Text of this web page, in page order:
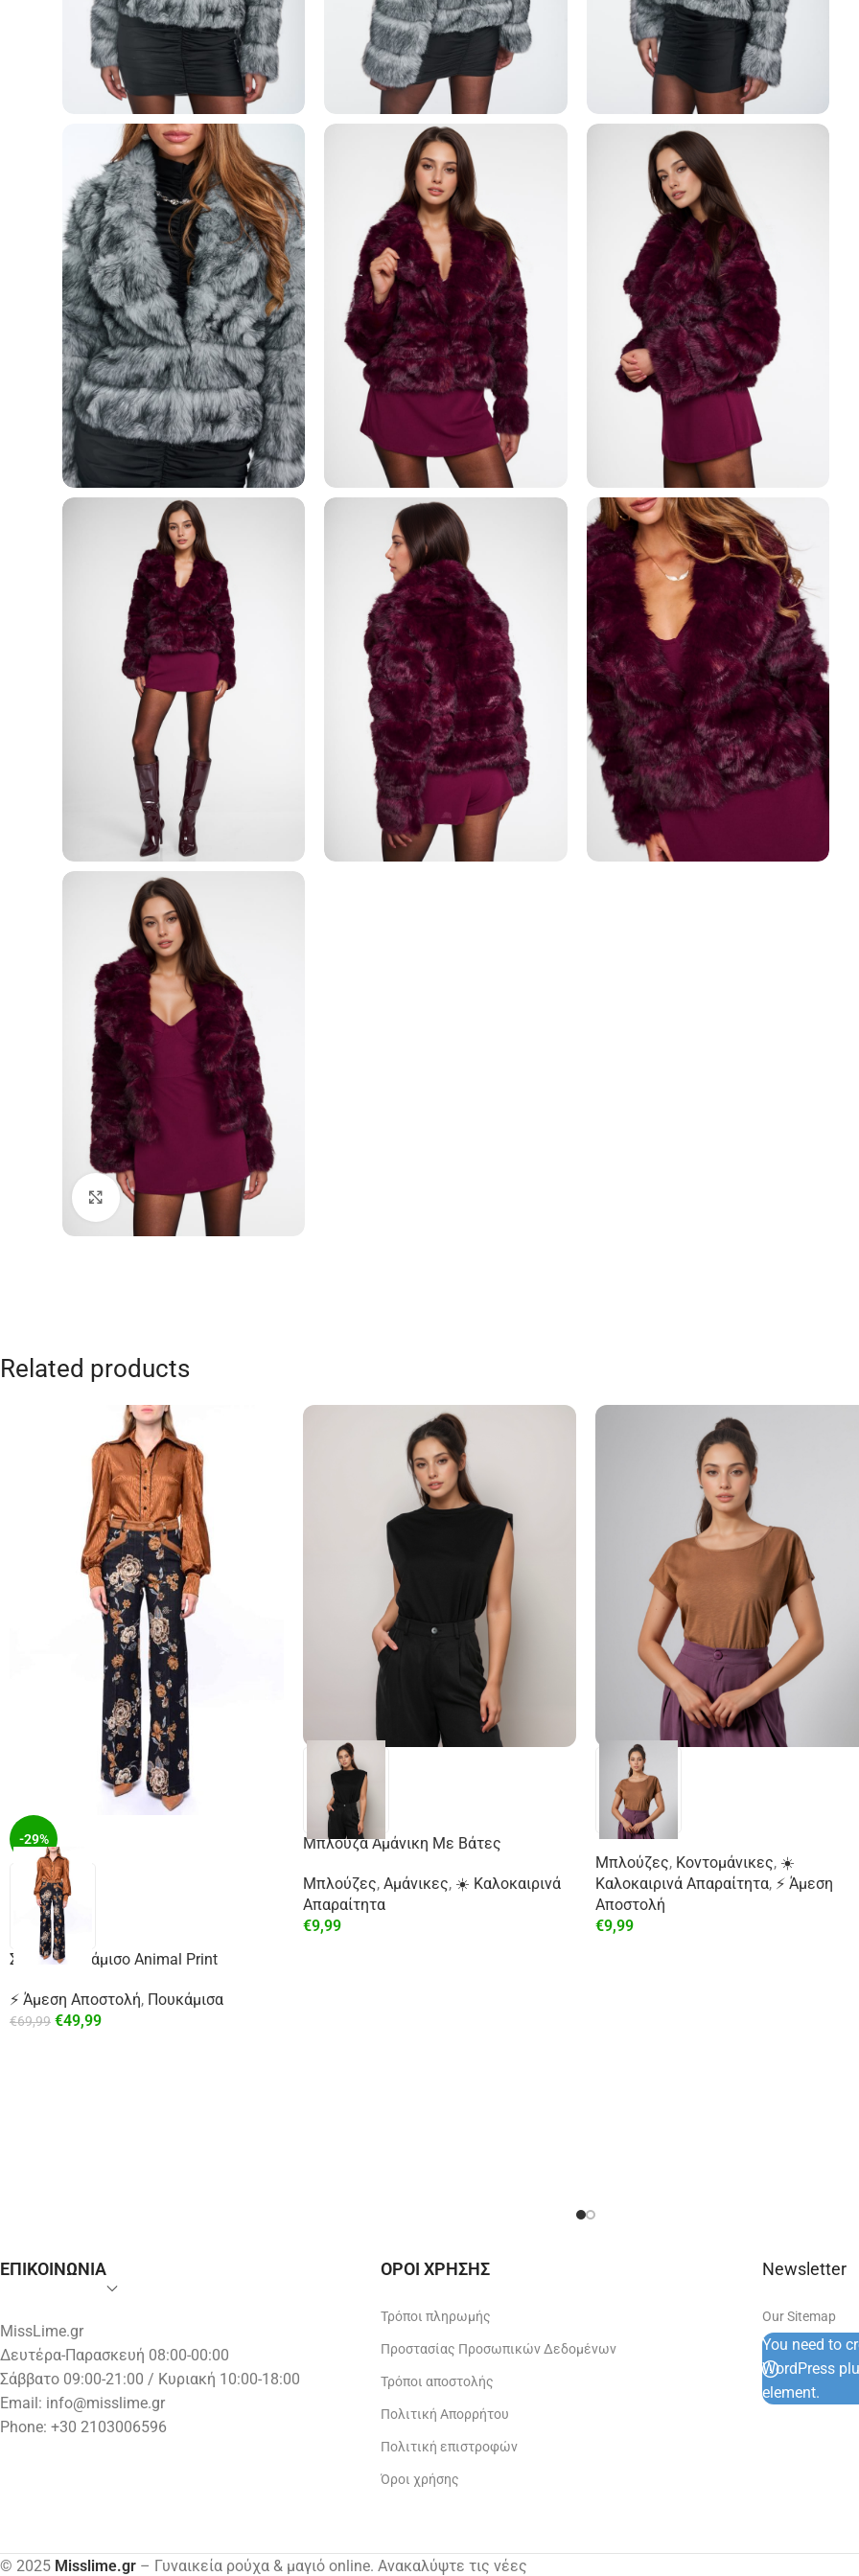
Click to enlarge
Related products
-29%
Σατέν Πουκάμισο Animal Print
⚡ Άμεση Αποστολή, Πουκάμισα
€69,99 €49,99
Μπλούζα Αμάνικη Με Βάτες
Μπλούζες, Αμάνικες, ☀️ Καλοκαιρινά
Απαραίτητα
€9,99
Μπλούζες, Κοντομάνικες, ☀️
Καλοκαιρινά Απαραίτητα, ⚡ Άμεση
Αποστολή
€9,99
ΕΠΙΚΟΙΝΩΝΙΑ
MissLime.gr
Δευτέρα-Παρασκευή 08:00-00:00
Σάββατο 09:00-21:00 / Κυριακή 10:00-18:00
Email: info@misslime.gr
Phone: +30 2103006596
ΟΡΟΙ ΧΡΗΣΗΣ
Τρόποι πληρωμής
Προστασίας Προσωπικών Δεδομένων
Τρόποι αποστολής
Πολιτική Απορρήτου
Πολιτική επιστροφών
Όροι χρήσης
Newsletter
Our Sitemap
You need to
WordPress
element.
© 2025 Misslime.gr – Γυναικεία ρούχα & μαγιό online. Ανακαλύψτε τις νέες